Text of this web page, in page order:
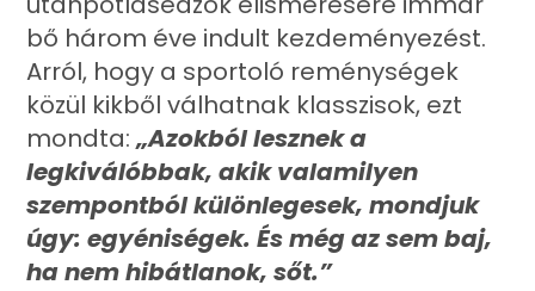
bő három éve indult kezdeményezést.
Arról, hogy a sportoló reménységek
közül kikből válhatnak klasszisok, ezt
mondta:„Azokból lesznek a
legkiválóbbak, akik valamilyen
szempontból különlegesek, mondjuk
úgy: egyéniségek. És még az sem baj,
ha nem hibátlanok, sőt.”